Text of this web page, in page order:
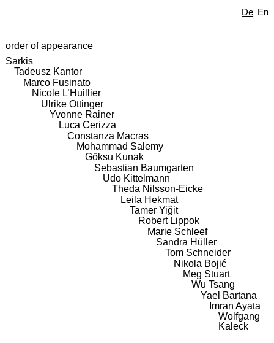
De En
order of appearance
Sarkis
Tadeusz Kantor
Marco Fusinato
Nicole L’Huillier
Ulrike Ottinger
Yvonne Rainer
Luca Cerizza
Constanza Macras
Mohammad Salemy
Göksu Kunak
Sebastian Baumgarten
Udo Kittelmann
Theda Nilsson-Eicke
Leila Hekmat
Tamer Yiğit
Robert Lippok
Marie Schleef
Sandra Hüller
Tom Schneider
Nikola Bojić
Meg Stuart
Wu Tsang
Yael Bartana
Imran Ayata
Wolfgang
Kaleck